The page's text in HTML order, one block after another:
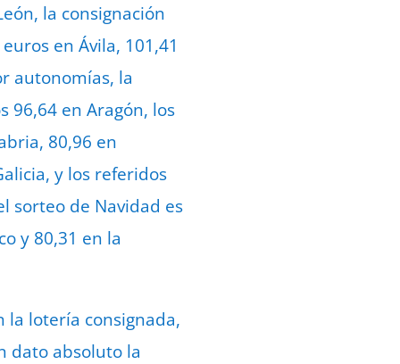
la consignación
en Ávila, 101,41
autonomías, la
96,64 en Aragón, los
80,96 en
y los referidos
sorteo de Navidad es
y 80,31 en la
la lotería consignada,
dato absoluto la